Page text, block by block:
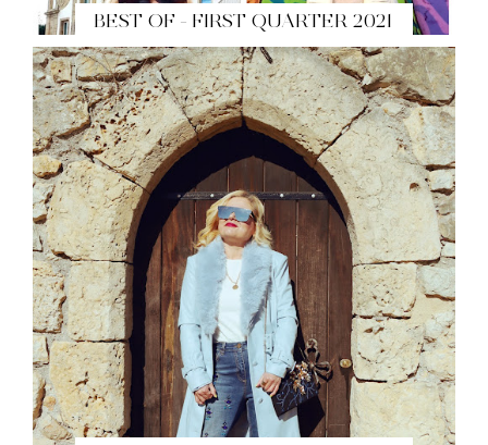
BEST OF - FIRST QUARTER 2021